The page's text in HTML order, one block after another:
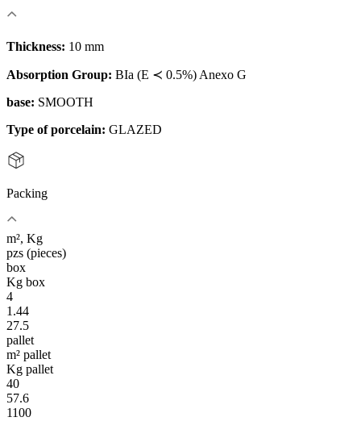
Thickness: 10 mm
Absorption Group: BIa (E ≺ 0.5%) Anexo G
base: SMOOTH
Type of porcelain: GLAZED
Packing
m², Kg
pzs (pieces)
box
Kg box
4
1.44
27.5
pallet
m² pallet
Kg pallet
40
57.6
1100